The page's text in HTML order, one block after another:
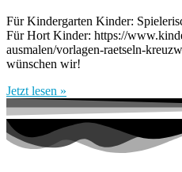
Für Kindergarten Kinder:
Für Hort Kinder: https://
ausmalen/vorlagen-raetseln-
wünschen wir!
Jetzt lesen »